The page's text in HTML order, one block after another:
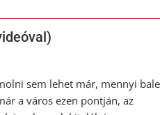
sem lehet már, mennyi
a város ezen pontján, az